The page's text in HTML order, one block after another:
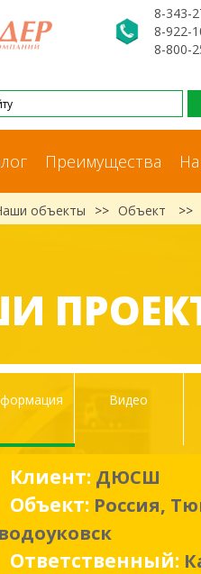
8-343-
8-922-
8-800-
Преимущества
объекты >> Объект >>
Видео
Клиент: ДЮСШ
Объект: Россия,
Ответственный: